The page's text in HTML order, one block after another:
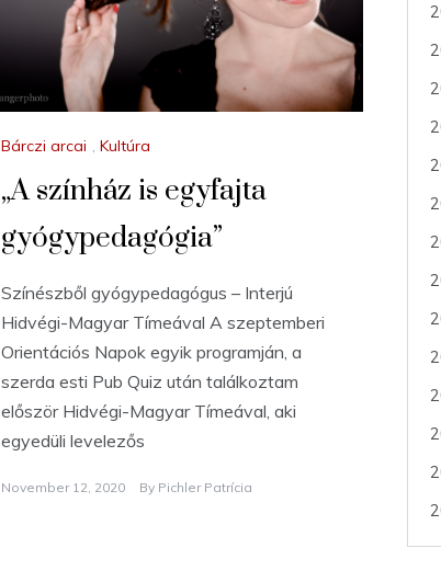
Bárczi arcai , Kultúra
„A színház is egyfajta
gyógypedagógia”
Színészből gyógypedagógus – Interjú
Hidvégi-Magyar Tímeával A szeptemberi
Orientációs Napok egyik programján, a
szerda esti Pub Quiz után találkoztam
először Hidvégi-Magyar Tímeával, aki
egyedüli levelezős
November 12, 2020 By Pichler Patrícia